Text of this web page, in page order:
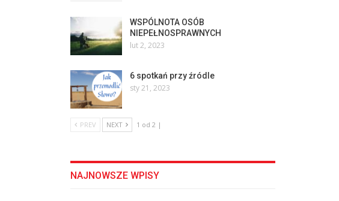
WSPÓLNOTA OSÓB
NIEPEŁNOSPRAWNYCH
lut 2, 2023
6 spotkań przy źródle
sty 21, 2023
PREV NEXT 1 od 2 |
NAJNOWSZE WPISY